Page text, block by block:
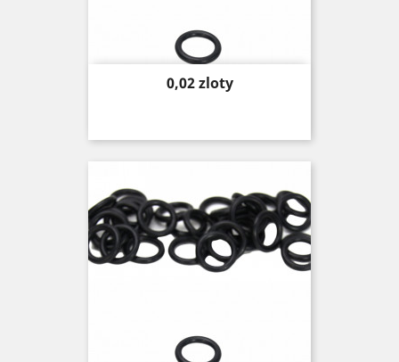
Price
0,02 zloty